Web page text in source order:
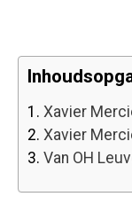
1. Xavier
2. Xavier
3. Van OH